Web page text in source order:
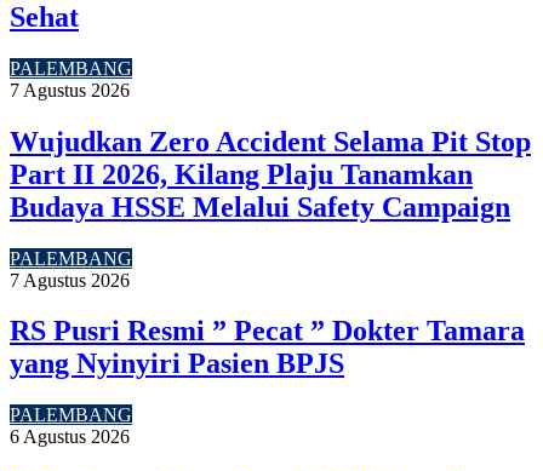
Sehat
PALEMBANG
7 Agustus 2026
Wujudkan Zero Accident Selama Pit Stop
Part II 2026, Kilang Plaju Tanamkan
Budaya HSSE Melalui Safety Campaign
PALEMBANG
7 Agustus 2026
RS Pusri Resmi ” Pecat ” Dokter Tamara
yang Nyinyiri Pasien BPJS
PALEMBANG
6 Agustus 2026